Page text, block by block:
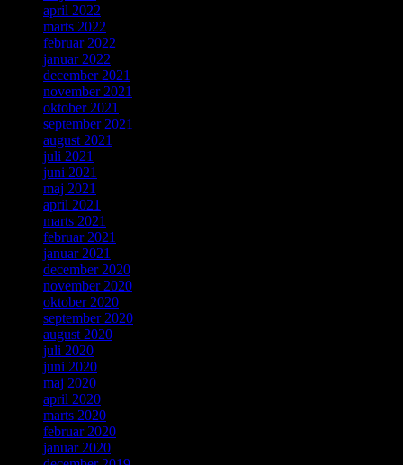
april 2022
marts 2022
februar 2022
januar 2022
december 2021
november 2021
oktober 2021
september 2021
august 2021
juli 2021
juni 2021
maj 2021
april 2021
marts 2021
februar 2021
januar 2021
december 2020
november 2020
oktober 2020
september 2020
august 2020
juli 2020
juni 2020
maj 2020
april 2020
marts 2020
februar 2020
januar 2020